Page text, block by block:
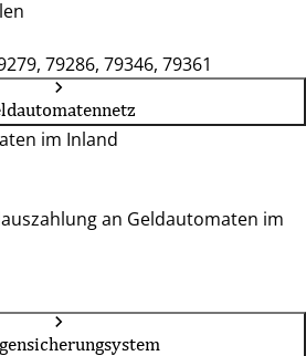
79286, 79346, 79361
im Inland
an Geldautomaten im